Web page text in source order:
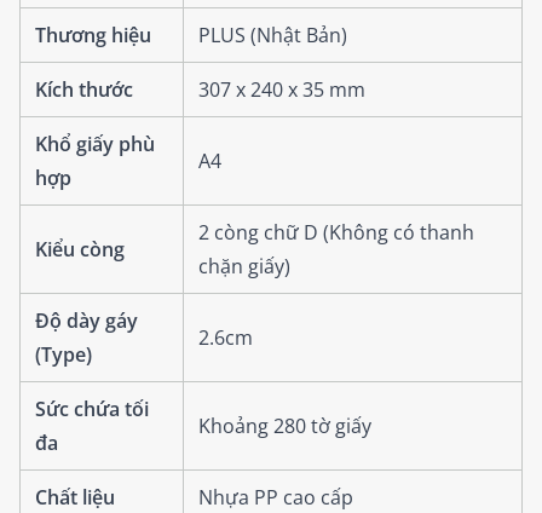
Thương hiệu PLUS (Nhật Bản)
Kích thước 307 x 240 x 35 mm
Khổ giấy phù
hợp
A4
Kiểu còng
2 còng chữ D (Không có thanh
chặn giấy)
Độ dày gáy
(Type)
2.6cm
Sức chứa tối
đa
Khoảng 280 tờ giấy
Chất liệu Nhựa PP cao cấp